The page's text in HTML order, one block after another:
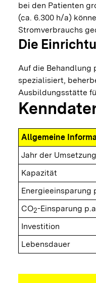
bei den Patienten
(ca. 6.300 h/a)
Stromverbrauchs
Die
Auf die Behandlung
spezialisiert,
Ausbildungsstätte
Allgemeine
Jahr der Umsetzung
Kapazität
Energieeinsparung
CO2-Einsparung
Investition
Lebensdauer